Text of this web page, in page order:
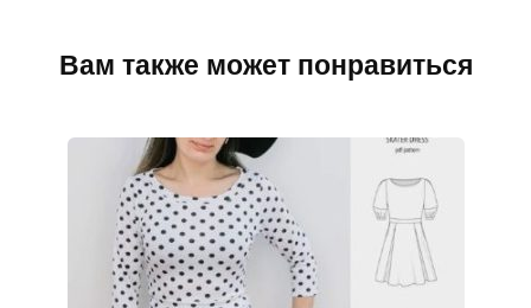
Вам также может понравиться